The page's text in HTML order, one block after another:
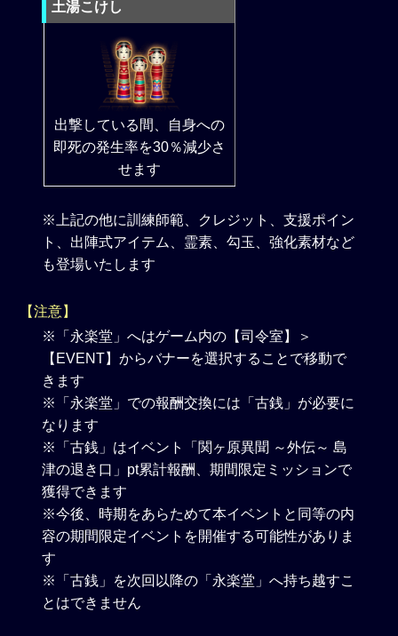
土湯こけし
出撃している間、自身への
即死の発生率を30％減少さ
せます
※上記の他に訓練師範、クレジット、支援ポイン
ト、出陣式アイテム、霊素、勾玉、強化素材など
も登場いたします
【注意】
※「永楽堂」へはゲーム内の【司令室】＞
【EVENT】からバナーを選択することで移動で
きます
※「永楽堂」での報酬交換には「古銭」が必要に
なります
※「古銭」はイベント「関ヶ原異聞 ～外伝～ 島
津の退き口」pt累計報酬、期間限定ミッションで
獲得できます
※今後、時期をあらためて本イベントと同等の内
容の期間限定イベントを開催する可能性がありま
す
※「古銭」を次回以降の「永楽堂」へ持ち越すこ
とはできません